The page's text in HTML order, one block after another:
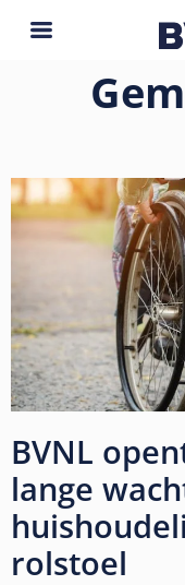
BVNL
lange
rolstoel